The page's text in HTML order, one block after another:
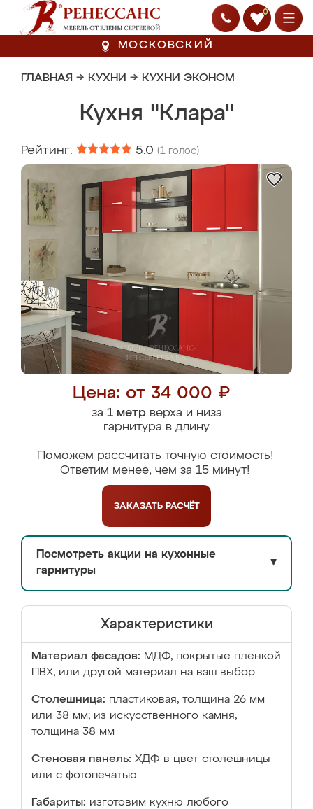
0
МОСКОВСКИЙ
ГЛАВНАЯ → КУХНИ → КУХНИ ЭКОНОМ
Кухня "Клара"
Рейтинг: 5.0 (1 голос)
Цена: от 34 000 ₽
за 1 метрверха и низа
гарнитура в длину
Поможем рассчитать точную стоимость!
Ответим менее, чем за 15 минут!
ЗАКАЗАТЬ РАСЧЁТ
Посмотреть акции на кухонные
гарнитуры
▼
Характеристики
Материал фасадов: МДФ, покрытые плёнкой
ПВХ, или другой материал на ваш выбор
Столешница: пластиковая, толщина 26 мм
или 38 мм; из искусственного камня,
толщина 38 мм
Стеновая панель: ХДФ в цвет столешницы
или с фотопечатью
Габариты: изготовим кухню любого